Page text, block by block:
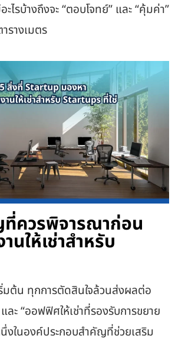
รบ้างถึงจะ “ตอบโจทย์” และ “คุ้มค่า”
รางเมตร
ควรพิจารณาก่อน
นให้เช่าสำหรับ
มต้น ทุกการตัดสินใจล้วนส่งผลต่อ
ละ “ออฟฟิศให้เช่าที่รองรับการขยาย
งในองค์ประกอบสำคัญที่ช่วยเสริม